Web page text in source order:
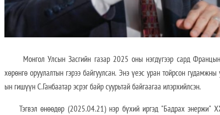
Монгол Улсын Засгийн газар 2025 оны нэгдүгээр сард Францын
хөрөнгө оруулалтын гэрээ байгуулсан. Энэ үеэс уран тойрсон
ын гишүүн С.Ганбаатар эсрэг байр суурьтай байгаагаа илэрхийлсэн.
Тэгвэл өнөөдөр (2025.04.21) нэр бүхий иргэд "Бадрах энержи"